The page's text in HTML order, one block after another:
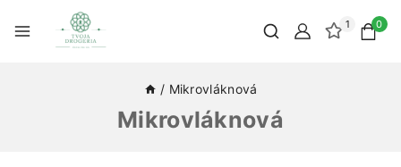
1 0
/ Mikrovláknová
Mikrovláknová